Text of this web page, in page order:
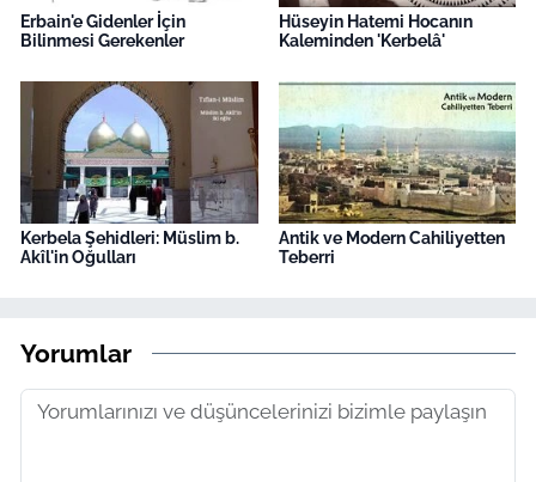
Erbain'e Gidenler İçin
Bilinmesi Gerekenler
Hüseyin Hatemi Hocanın
Kaleminden 'Kerbelâ'
Kerbela Şehidleri: Müslim b.
Akîl'in Oğulları
Antik ve Modern Cahiliyetten
Teberri
Yorumlar